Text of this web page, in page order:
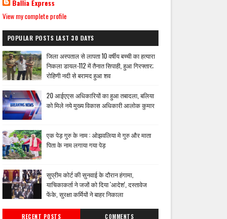
Ballia Express
View my complete profile
POPULAR POSTS LAST 30 DAYS
जिला अस्पताल से लापता 10 वर्षीय बच्ची का हत्यारा
निकला डायल-112 में तैनात सिपाही, हुआ गिरफ्तार;
रोहिणी नदी से बरामद हुआ शव
20 आईएएस अधिकारियों का हुआ तबादला, बलिया
को मिले नये मुख्य विकास अधिकारी आलोक कुमार
एक पेड़ गुरु के नाम : ओझवलिया मे गुरु और माता
पिता के नाम लगाया गया पेड़
सुप्रीम कोर्ट की सुनवाई के दौरान हंगामा,
याचिकाकर्ता ने जजों को दिया 'आदेश', दस्तावेज
फेंके, सुरक्षा कर्मियों ने बाहर निकाला
RECENT POSTS COMMENTS